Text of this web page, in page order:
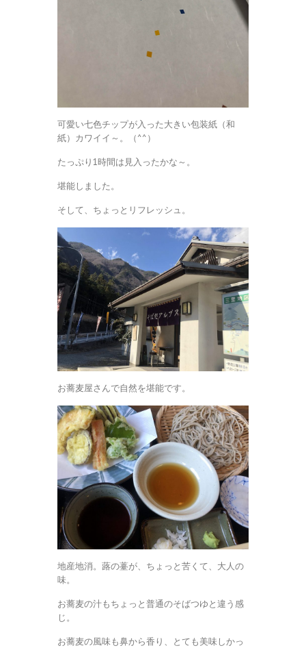
可愛い七色チップが入った大きい包装紙（和
紙）カワイイ～。（^^）
たっぷり1時間は見入ったかな～。
堪能しました。
そして、ちょっとリフレッシュ。
お蕎麦屋さんで自然を堪能です。
地産地消。蕗の薹が、ちょっと苦くて、大人の
味。
お蕎麦の汁もちょっと普通のそばつゆと違う感
じ。
お蕎麦の風味も鼻から香り、とても美味しかっ